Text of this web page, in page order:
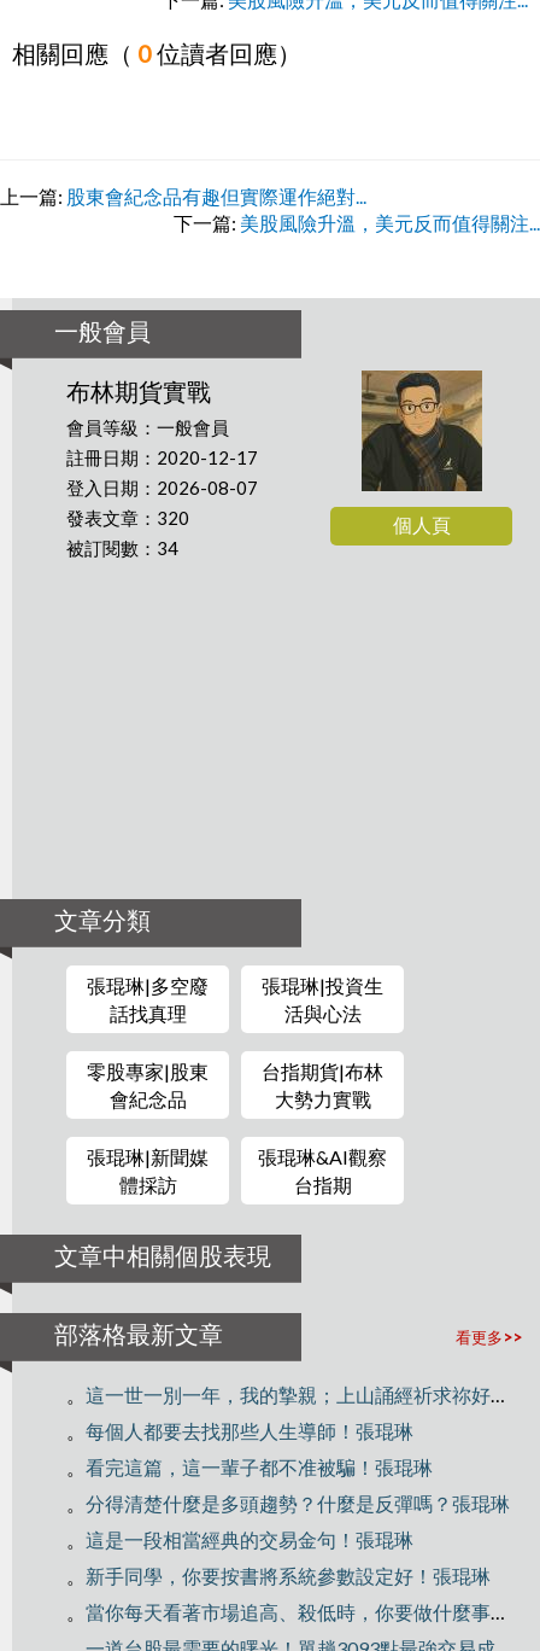
相關回應（ 0位讀者回應）
上一篇: 股東會紀念品有趣但實際運作絕對...
下一篇: 美股風險升溫，美元反而值得關注...
一般會員
布林期貨實戰
會員等級：一般會員
註冊日期：2020-12-17
登入日期：2026-08-07
發表文章：320
被訂閱數：34
個人頁
文章分類
張琨琳|多空廢
話找真理
張琨琳|投資生
活與心法
零股專家|股東
會紀念品
台指期貨|布林
大勢力實戰
張琨琳|新聞媒
體採訪
張琨琳&AI觀察
台指期
文章中相關個股表現
看更多>>
部落格最新文章
。 這一世一別一年，我的摯親；上山誦經祈求祢好好修行！
。 每個人都要去找那些人生導師！張琨琳
。 看完這篇，這一輩子都不准被騙！張琨琳
。 分得清楚什麼是多頭趨勢？什麼是反彈嗎？張琨琳
。 這是一段相當經典的交易金句！張琨琳
。 新手同學，你要按書將系統參數設定好！張琨琳
。 當你每天看著市場追高、殺低時，你要做什麼事？張琨琳